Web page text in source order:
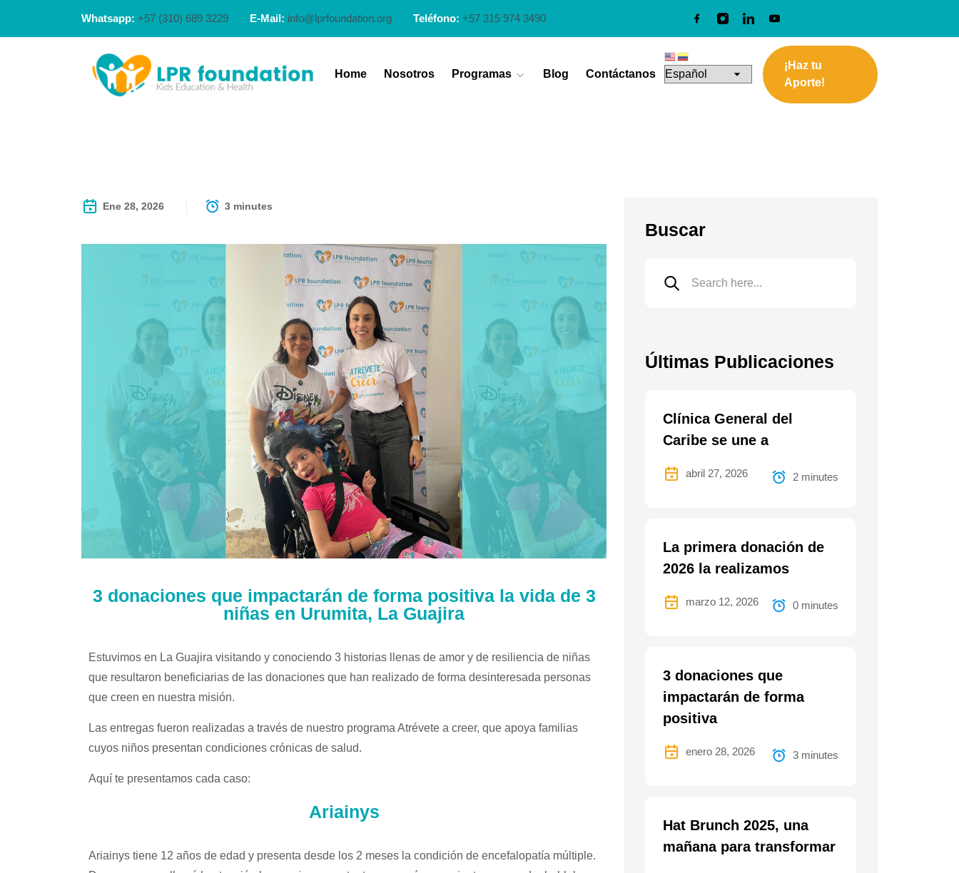
Whatsapp: +57 (310) 689 3229 E-Mail: info@lprfoundation.org Teléfono: +57 315 974 3490
Home Nosotros Programas Blog Contáctanos
¡Haz tu
Aporte!
Ene 28, 2026 3 minutes
3 donaciones que impactarán de forma positiva la vida de 3
niñas en Urumita, La Guajira
Estuvimos en La Guajira visitando y conociendo 3 historias llenas de amor y de resiliencia de niñas
que resultaron beneficiarias de las donaciones que han realizado de forma desinteresada personas
que creen en nuestra misión.
Las entregas fueron realizadas a través de nuestro programa Atrévete a creer, que apoya familias
cuyos niños presentan condiciones crónicas de salud.
Aquí te presentamos cada caso:
Ariainys
Ariainys tiene 12 años de edad y presenta desde los 2 meses la condición de encefalopatía múltiple.
Buscar
Últimas Publicaciones
Clínica General del
Caribe se une a
abril 27, 2026 2 minutes
La primera donación de
2026 la realizamos
marzo 12, 2026 0 minutes
3 donaciones que
impactarán de forma
positiva
enero 28, 2026 3 minutes
Hat Brunch 2025, una
mañana para transformar